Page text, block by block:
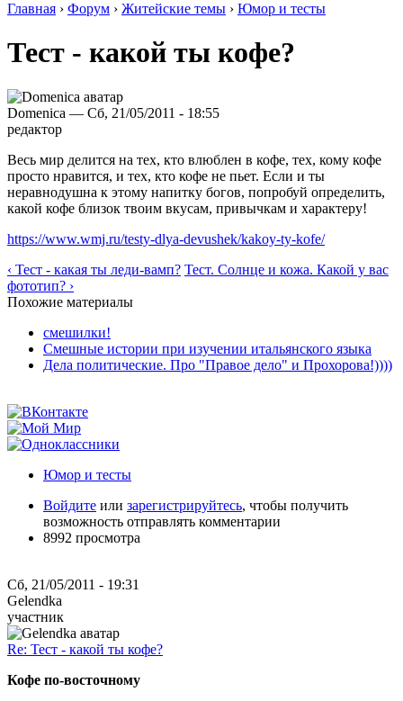
Главная › Форум › Житейские темы › Юмор и тесты
Тест - какой ты кофе?
Domenica — Сб, 21/05/2011 - 18:55
редактор
Весь мир делится на тех, кто влюблен в кофе, тех, кому кофе
просто нравится, и тех, кто кофе не пьет. Если и ты
неравнодушна к этому напитку богов, попробуй определить,
какой кофе близок твоим вкусам, привычкам и характеру!
https://www.wmj.ru/testy-dlya-devushek/kakoy-ty-kofe/
‹ Тест - какая ты леди-вамп? Тест. Солнце и кожа. Какой у вас
фототип? ›
Похожие материалы
смешилки!
Смешные истории при изучении итальянского языка
Дела политические. Про "Правое дело" и Прохорова!))))
Юмор и тесты
Войдите или зарегистрируйтесь, чтобы получить
возможность отправлять комментарии
8992 просмотра
Сб, 21/05/2011 - 19:31
Gelendka
участник
Re: Тест - какой ты кофе?
Кофе по-восточному